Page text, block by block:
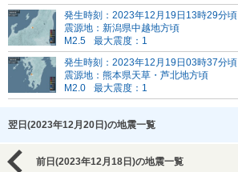
発生時刻：2023年12月19日13時29分頃
震源地：新潟県中越地方頃
M2.5
最大震度：1
発生時刻：2023年12月19日03時37分頃
震源地：熊本県天草・芦北地方頃
M2.0
最大震度：1
翌日(2023年12月20日)の地震一覧
前日(2023年12月18日)の地震一覧